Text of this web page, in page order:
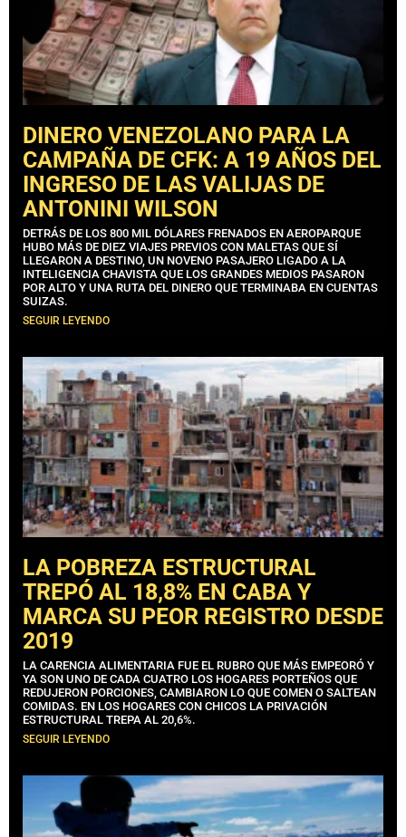
DINERO VENEZOLANO PARA LA
CAMPAÑA DE CFK: A 19 AÑOS DEL
INGRESO DE LAS VALIJAS DE
ANTONINI WILSON
DETRÁS DE LOS 800 MIL DÓLARES FRENADOS EN AEROPARQUE
HUBO MÁS DE DIEZ VIAJES PREVIOS CON MALETAS QUE SÍ
LLEGARON A DESTINO, UN NOVENO PASAJERO LIGADO A LA
INTELIGENCIA CHAVISTA QUE LOS GRANDES MEDIOS PASARON
POR ALTO Y UNA RUTA DEL DINERO QUE TERMINABA EN CUENTAS
SUIZAS.
SEGUIR LEYENDO
LA POBREZA ESTRUCTURAL
TREPÓ AL 18,8% EN CABA Y
MARCA SU PEOR REGISTRO DESDE
2019
LA CARENCIA ALIMENTARIA FUE EL RUBRO QUE MÁS EMPEORÓ Y
YA SON UNO DE CADA CUATRO LOS HOGARES PORTEÑOS QUE
REDUJERON PORCIONES, CAMBIARON LO QUE COMEN O SALTEAN
COMIDAS. EN LOS HOGARES CON CHICOS LA PRIVACIÓN
ESTRUCTURAL TREPA AL 20,6%.
SEGUIR LEYENDO